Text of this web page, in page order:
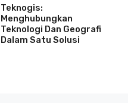
Teknogis:
Menghubungkan
Teknologi Dan Geografi
Dalam Satu Solusi